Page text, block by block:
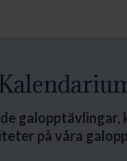
galopptävlingar,
på våra